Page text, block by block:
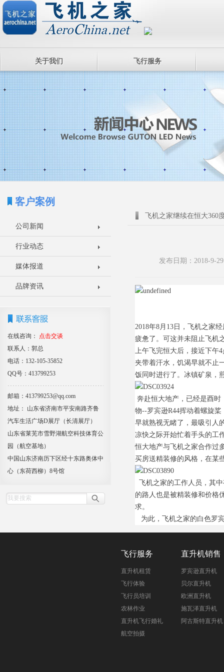
关于我们 飞行服务
客户案例
公司新闻
行业动态
媒体报道
品牌资讯
在线咨询：
点击交谈
联系人：郭总
电话：132-105-35852
QQ号：413799253
邮箱：413799253@qq.com
地址： 山东省济南市平安南路齐鲁
汽车生活广场D展厅（长清展厅）
山东省莱芜市雪野湖航空科技体育公
园（航空基地）
中国山东济南历下区经十东路奥体中
心（东荷西柳）8号馆
飞机之家继续在恒大360
发布日期：2018-9-
2018年8月13日，飞机之家
疲惫了。可这并未阻止飞机
上午飞完恒大后，接近下午
夹带着汗水，饥渴早就不止
饭同时进行了。冰镇矿泉，
奔赴恒大地产，已经是酉
物--罗宾逊R44挥动着螺旋
早就熟视无睹了，最吸引人
凉快之际开始忙着手头的工
恒大地产与飞机之家合作过
买房送精装修的风格，在某
飞机之家的工作人员，其
的路人也是被精装修和价格
求。
为此，飞机之家的白色罗
飞行服务
直升机租赁
飞行体验
飞行员培训
农林作业
直升机飞行婚礼
航空拍摄
直升机销售
罗宾逊直升机
贝尔直升机
欧洲直升机
施瓦泽直升机
阿古斯特直升机